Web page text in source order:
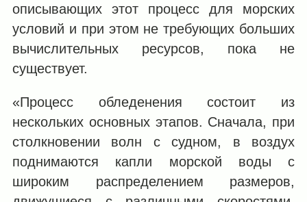
описывающих этот процесс для морских
условий и при этом не требующих больших
вычислительных ресурсов, пока не
существует.
«Процесс обледенения состоит из
нескольких основных этапов. Сначала, при
столкновении волн с судном, в воздух
поднимаются капли морской воды с
широким распределением размеров,